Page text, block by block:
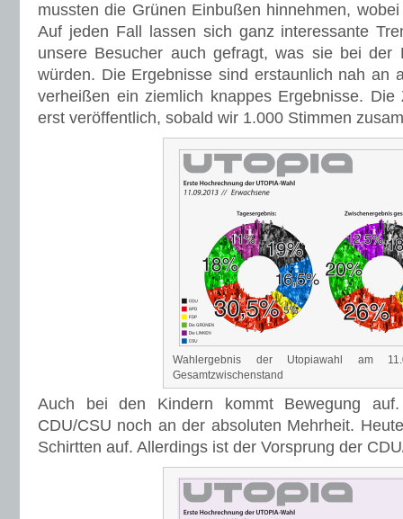
mussten die Grünen Einbußen hinnehmen,
Auf jeden Fall lassen sich ganz interessante
unsere Besucher auch gefragt, was sie bei der
würden. Die Ergebnisse sind erstaunlich nah an
verheißen ein ziemlich knappes Ergebnisse.
erst veröffentlich, sobald wir 1.000 Stimmen
Wahlergebnis der Utopiawahl am
Gesamtzwischenstand
Auch bei den Kindern kommt Bewegung auf.
CDU/CSU noch an der absoluten Mehrheit.
Schirtten auf. Allerdings ist der Vorsprung der